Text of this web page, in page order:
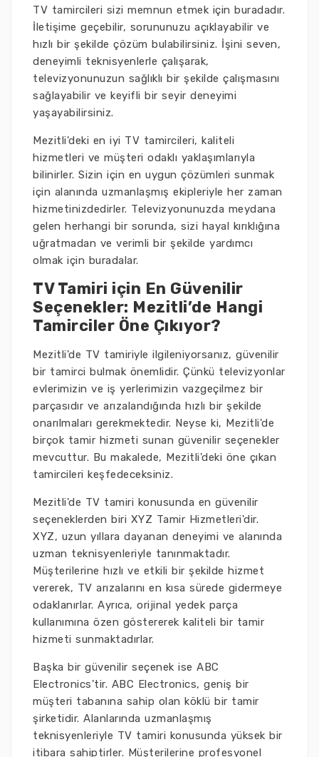
TV tamircileri sizi memnun etmek için buradadır.
İletişime geçebilir, sorununuzu açıklayabilir ve
hızlı bir şekilde çözüm bulabilirsiniz. İşini seven,
deneyimli teknisyenlerle çalışarak,
televizyonunuzun sağlıklı bir şekilde çalışmasını
sağlayabilir ve keyifli bir seyir deneyimi
yaşayabilirsiniz.
Mezitli'deki en iyi TV tamircileri, kaliteli
hizmetleri ve müşteri odaklı yaklaşımlarıyla
bilinirler. Sizin için en uygun çözümleri sunmak
için alanında uzmanlaşmış ekipleriyle her zaman
hizmetinizdedirler. Televizyonunuzda meydana
gelen herhangi bir sorunda, sizi hayal kırıklığına
uğratmadan ve verimli bir şekilde yardımcı
olmak için buradalar.
TV Tamiri için En Güvenilir
Seçenekler: Mezitli’de Hangi
Tamirciler Öne Çıkıyor?
Mezitli'de TV tamiriyle ilgileniyorsanız, güvenilir
bir tamirci bulmak önemlidir. Çünkü televizyonlar
evlerimizin ve iş yerlerimizin vazgeçilmez bir
parçasıdır ve arızalandığında hızlı bir şekilde
onarılmaları gerekmektedir. Neyse ki, Mezitli'de
birçok tamir hizmeti sunan güvenilir seçenekler
mevcuttur. Bu makalede, Mezitli'deki öne çıkan
tamircileri keşfedeceksiniz.
Mezitli'de TV tamiri konusunda en güvenilir
seçeneklerden biri XYZ Tamir Hizmetleri'dir.
XYZ, uzun yıllara dayanan deneyimi ve alanında
uzman teknisyenleriyle tanınmaktadır.
Müşterilerine hızlı ve etkili bir şekilde hizmet
vererek, TV arızalarını en kısa sürede gidermeye
odaklanırlar. Ayrıca, orijinal yedek parça
kullanımına özen göstererek kaliteli bir tamir
hizmeti sunmaktadırlar.
Başka bir güvenilir seçenek ise ABC
Electronics'tir. ABC Electronics, geniş bir
müşteri tabanına sahip olan köklü bir tamir
şirketidir. Alanlarında uzmanlaşmış
teknisyenleriyle TV tamiri konusunda yüksek bir
itibara sahiptirler. Müşterilerine profesyonel